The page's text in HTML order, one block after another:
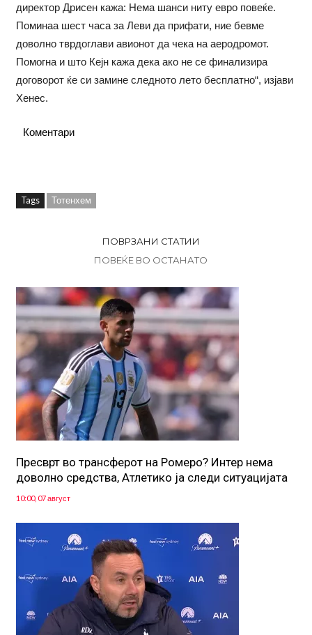
директор Дрисен кажа: Нема шанси ниту евро повеќе.
Поминаа шест часа за Леви да прифати, ние бевме
доволно тврдоглави авионот да чека на аеродромот.
Помогна и што Кејн кажа дека ако не се финализира
договорот ќе си замине следното лето бесплатно“, изјави
Хенес.
Коментари
Tags Тотенхем
ПОВРЗАНИ СТАТИИ
ПОВЕЌЕ ВО ОСТАНАТО
Пресврт во трансферот на Ромеро? Интер нема
доволно средства, Атлетико ја следи ситуацијата
10:00, 07 август